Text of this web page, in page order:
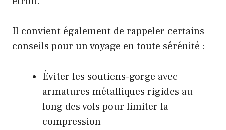
Il convient également de rappeler certains
conseils pour un voyage en toute sérénité :
Éviter les soutiens-gorge avec
armatures métalliques rigides au
long des vols pour limiter la
compression